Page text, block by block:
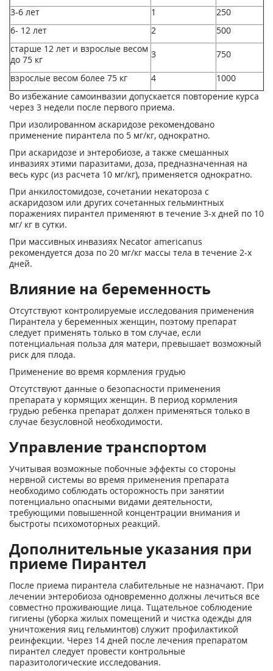
3-6 лет 1
250
6- 12 лет
2
500
старше 12 лет и взрослые весом
до 75 кг
3 750
взрослые весом более 75 кг 4
1000
Во избежание самоинвазии допускается повторение курса
через 3 недели после первого приема.
При изолированном аскаридозе рекомендовано
применение пирантела по 5 мг/кг, однократно.
При аскаридозе и энтеробиозе, а также смешанных
инвазиях этими паразитами, доза, предназначенная на
весь курс (из расчета 10 мг/кг), применяется однократно.
При анкилостомидозе, сочетании некатороза с
аскаридозом или других сочетанных гельминтных
поражениях пирантел применяют в течение 3-х дней по 10
мг/ кг в сутки.
При массивных инвазиях Necator americanus
рекомендуется доза по 20 мг/кг массы тела в течение 2-х
дней.
Влияние на беременность
Отсутствуют контролируемые исследования применения
Пирантела у беременных женщин, поэтому препарат
следует применять только в том случае, если
потенциальная польза для матери, превышает возможный
риск для плода.
Применение во время кормления грудью
Отсутствуют данные о безопасности применения
препарата у кормящих женщин. В период кормления
грудью ребенка препарат должен применяться только в
случае безусловной необходимости.
Управление транспортом
Учитывая возможные побочные эффекты со стороны
нервной системы во время применения препарата
необходимо соблюдать осторожность при занятии
потенциально опасными видами деятельности,
требующими повышенной концентрации внимания и
быстроты психомоторных реакций.
Дополнительные указания при
приеме Пирантел
После приема пирантела слабительные не назначают. При
лечении энтеробиоза одновременно должны лечиться все
совместно проживающие лица. Тщательное соблюдение
гигиены (уборка жилых помещений и чистка одежды для
уничтожения яиц гельминтов) служит профилактикой
реинфекции. Через 14 дней после лечения препаратом
пирантел следует провести контрольные
паразитологические исследования.